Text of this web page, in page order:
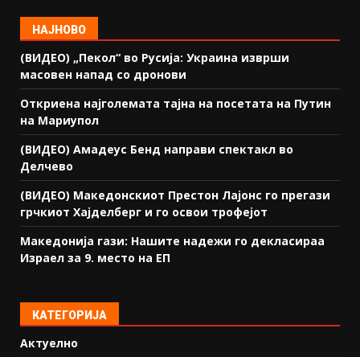
НАЈНОВО
(ВИДЕО) „Пекол“ во Русија: Украина изврши
масовен напад со дронови
Откриена најголемата тајна на посетата на Путин
на Мариупол
(ВИДЕО) Амадеус Бенд направи спектакл во
Делчево
(ВИДЕО) Македонскиот Престон Лајонс го прегази
грчкиот Хајделберг и го освои трофејот
Македонија гази: Нашите надежи го декласираа
Израел за 9. место на ЕП
КАТЕГОРИЈА
Актуелно